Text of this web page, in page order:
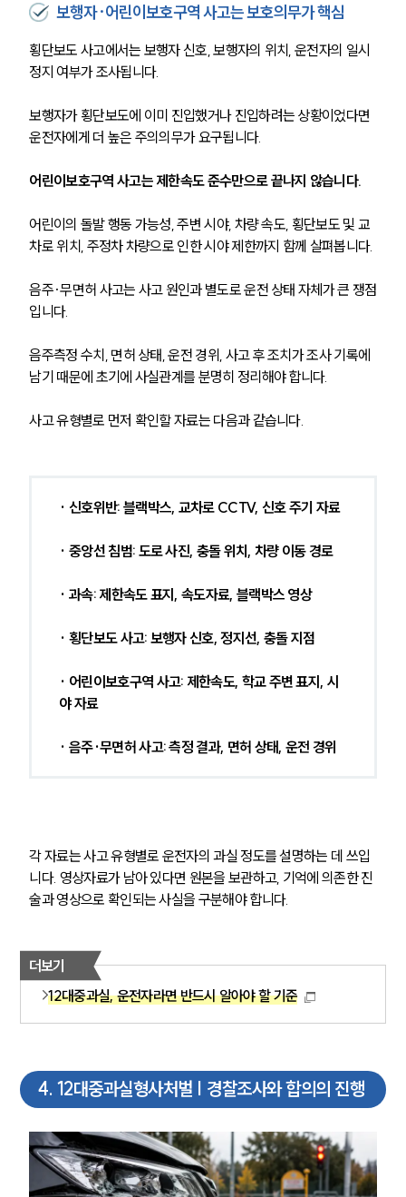
팀소개
AI대륜
업무사례
사례분석/최신동향
법률정보
법률지식인
고객후기
업무분야
전체
보행자·어린이보호구역 사고는 보호의무가 핵심
횡단보도 사고에서는 보행자 신호, 보행자의 위치, 운전자의 일시
정지 여부가 조사됩니다.
보행자가 횡단보도에 이미 진입했거나 진입하려는 상황이었다면
운전자에게 더 높은 주의의무가 요구됩니다.
어린이보호구역 사고는 제한속도 준수만으로 끝나지 않습니다.
어린이의 돌발 행동 가능성, 주변 시야, 차량 속도, 횡단보도 및 교
차로 위치, 주정차 차량으로 인한 시야 제한까지 함께 살펴봅니다.
음주·무면허 사고는 사고 원인과 별도로 운전 상태 자체가 큰 쟁점
입니다.
음주측정 수치, 면허 상태, 운전 경위, 사고 후 조치가 조사 기록에
남기 때문에 초기에 사실관계를 분명히 정리해야 합니다.
사고 유형별로 먼저 확인할 자료는 다음과 같습니다.
· 신호위반: 블랙박스, 교차로 CCTV, 신호 주기 자료
· 중앙선 침범: 도로 사진, 충돌 위치, 차량 이동 경로
· 과속: 제한속도 표지, 속도자료, 블랙박스 영상
· 횡단보도 사고: 보행자 신호, 정지선, 충돌 지점
· 어린이보호구역 사고: 제한속도, 학교 주변 표지, 시
야 자료
· 음주·무면허 사고: 측정 결과, 면허 상태, 운전 경위
각 자료는 사고 유형별로 운전자의 과실 정도를 설명하는 데 쓰입
니다. 영상자료가 남아 있다면 원본을 보관하고, 기억에 의존한 진
술과 영상으로 확인되는 사실을 구분해야 합니다.
더보기
12대중과실, 운전자라면 반드시 알아야 할 기준
4. 12대중과실형사처벌 | 경찰조사와 합의의 진행